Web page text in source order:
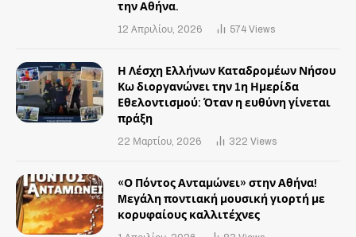
την Αθήνα.
12 Απριλίου, 2026 574 Views
Η Λέσχη Ελλήνων Καταδρομέων Νήσου
Κω διοργανώνει την 1η Ημερίδα
Εθελοντισμού: Όταν η ευθύνη γίνεται
πράξη
22 Μαρτίου, 2026 322 Views
«Ο Πόντος Ανταμώνει» στην Αθήνα!
Mεγάλη ποντιακή μουσική γιορτή με
κορυφαίους καλλιτέχνες